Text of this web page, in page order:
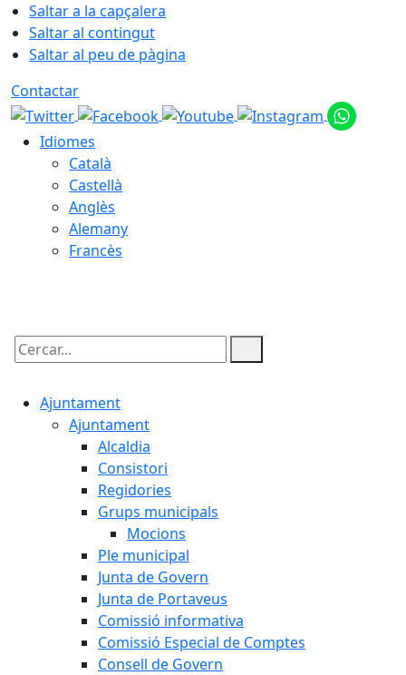
Saltar a la capçalera
Saltar al contingut
Saltar al peu de pàgina
Contactar
Idiomes
Català
Castellà
Anglès
Alemany
Francès
Cercar:
Ajuntament
Ajuntament
Alcaldia
Consistori
Regidories
Grups municipals
Mocions
Ple municipal
Junta de Govern
Junta de Portaveus
Comissió informativa
Comissió Especial de Comptes
Consell de Govern